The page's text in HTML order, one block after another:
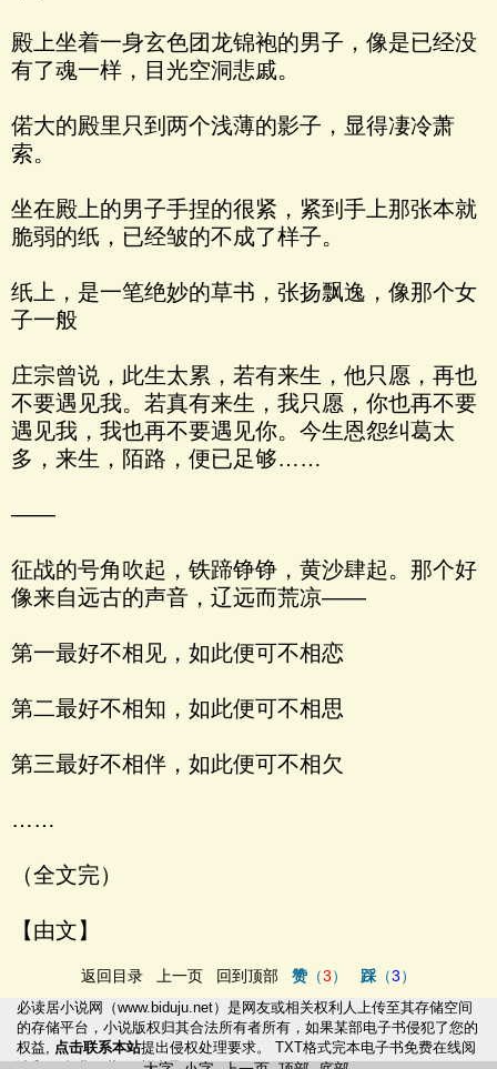
殿上坐着一身玄色团龙锦袍的男子，像是已经没
有了魂一样，目光空洞悲戚。
偌大的殿里只到两个浅薄的影子，显得凄冷萧
索。
坐在殿上的男子手捏的很紧，紧到手上那张本就
脆弱的纸，已经皱的不成了样子。
纸上，是一笔绝妙的草书，张扬飘逸，像那个女
子一般
庄宗曾说，此生太累，若有来生，他只愿，再也
不要遇见我。若真有来生，我只愿，你也再不要
遇见我，我也再不要遇见你。今生恩怨纠葛太
多，来生，陌路，便已足够……
——
征战的号角吹起，铁蹄铮铮，黄沙肆起。那个好
像来自远古的声音，辽远而荒凉——
第一最好不相见，如此便可不相恋
第二最好不相知，如此便可不相思
第三最好不相伴，如此便可不相欠
……
（全文完）
【由文】
返回目录 上一页 回到顶部 赞 （3） 踩 （3）
必读居小说网 （www.biduju.net）是网友或相关权利人上传至其存储空间
的存储平台，小说版权归其合法所有者所有，如果某部电子书侵犯了您的
权益, 点击联系本站提出侵权处理要求。 TXT格式完本电子书免费在线阅